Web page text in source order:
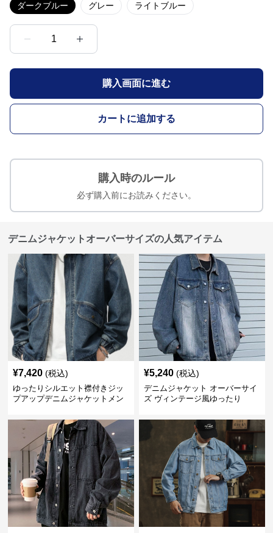
ダークブルー グレー ライトブルー
1
購入画面に進む
カートに追加する
購入時のルール
必ず購入前にお読みください。
デニムジャケットオーバーサイズの人気アイテム
¥7,420 (税込)
ゆったりシルエット襟付きジッ
プアップデニムジャケットメン
¥5,240 (税込)
デニムジャケット オーバーサイ
ズ ヴィンテージ風ゆったり